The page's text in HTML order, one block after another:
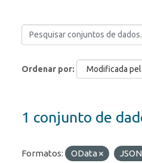
Ordenar por
1 conjunto de
Formatos: OData JSON